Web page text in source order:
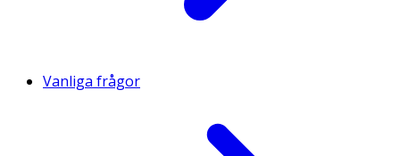
Vanliga frågor